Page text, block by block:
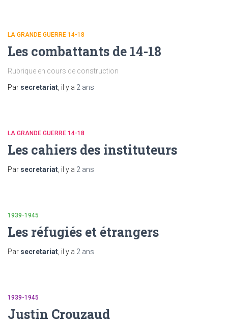
LA GRANDE GUERRE 14-18
Les combattants de 14-18
Rubrique en cours de construction
Par secretariat , il y a 2 ans
LA GRANDE GUERRE 14-18
Les cahiers des instituteurs
Par secretariat , il y a 2 ans
1939-1945
Les réfugiés et étrangers
Par secretariat , il y a 2 ans
1939-1945
Justin Crouzaud